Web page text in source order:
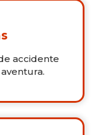
accidente